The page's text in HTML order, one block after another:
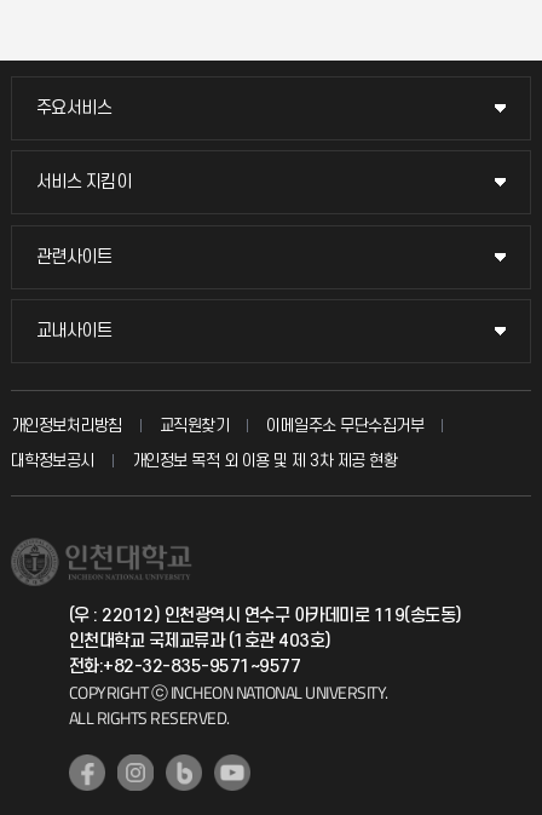
주요서비스
주요서비스
교무회의방송
입학안내
취업정보(학생)
서비스 지킴이
서비스 지킴이
묻고 답하기
칭찬마당
학생서비스 지킴이
관련사이트
관련사이트
국방헬프콜
총동문회
교내사이트
교내사이트
교수회
교육혁신본부
국제지원과
공자아카데미
기초교육원
공학교육혁신센터
개인정보처리방침 교직원찾기
이메일주소 무단수집거부
대학정보공시
개인정보 목적 외 이용 및 제 3차 제공 현황
(우 : 22012) 인천광역시 연수구 아카데미로 119(송도동)
인천대학교 국제교류과 (1호관 403호)
전화:+82-32-835-9571~9577
COPYRIGHT ⓒ INCHEON NATIONAL UNIVERSITY.
ALL RIGHTS RESERVED.